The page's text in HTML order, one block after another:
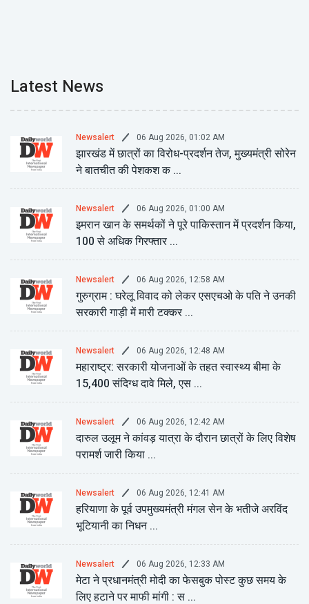
Latest News
Newsalert 06 Aug 2026, 01:02 AM
झारखंड में छात्रों का विरोध-प्रदर्शन तेज, मुख्यमंत्री सोरेन
ने बातचीत की पेशकश क ...
Newsalert 06 Aug 2026, 01:00 AM
इमरान खान के समर्थकों ने पूरे पाकिस्तान में प्रदर्शन किया,
100 से अधिक गिरफ्तार ...
Newsalert 06 Aug 2026, 12:58 AM
गुरुग्राम : घरेलू विवाद को लेकर एसएचओ के पति ने उनकी
सरकारी गाड़ी में मारी टक्कर ...
Newsalert 06 Aug 2026, 12:48 AM
महाराष्ट्र: सरकारी योजनाओं के तहत स्वास्थ्य बीमा के
15,400 संदिग्ध दावे मिले, एस ...
Newsalert 06 Aug 2026, 12:42 AM
दारुल उलूम ने कांवड़ यात्रा के दौरान छात्रों के लिए विशेष
परामर्श जारी किया ...
Newsalert 06 Aug 2026, 12:41 AM
हरियाणा के पूर्व उपमुख्यमंत्री मंगल सेन के भतीजे अरविंद
भूटियानी का निधन ...
Newsalert 06 Aug 2026, 12:33 AM
मेटा ने प्रधानमंत्री मोदी का फेसबुक पोस्ट कुछ समय के
लिए हटाने पर माफी मांगी : स ...